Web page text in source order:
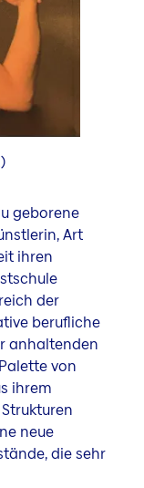
geborene
Art
ihren
der
berufliche
anhaltenden
von
ihrem
neue
die sehr